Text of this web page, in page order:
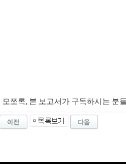
모쪼록, 본 보고서가 구독하시는 분